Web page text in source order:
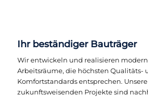
Ihr beständiger Bauträger
Wir entwickeln und realisieren
Arbeitsräume, die höchsten Qualitäts-
Komfortstandards entsprechen. Unsere
zukunftsweisenden Projekte sind